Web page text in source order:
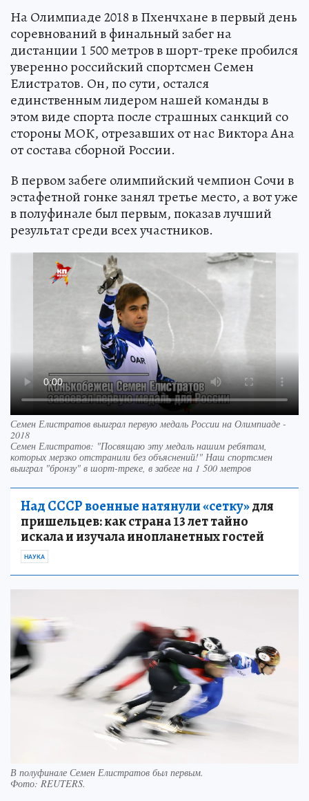
На Олимпиаде 2018 в Пхенчхане в первый день
соревнований в финальный забег на
дистанции 1 500 метров в шорт-треке пробился
уверенно российский спортсмен Семен
Елистратов. Он, по сути, остался
единственным лидером нашей команды в
этом виде спорта после страшных санкций со
стороны МОК, отрезавших от нас Виктора Ана
от состава сборной России.
В первом забеге олимпийский чемпион Сочи в
эстафетной гонке занял третье место, а вот уже
в полуфинале был первым, показав лучший
результат среди всех участников.
Семен Елистратов выиграл первую медаль России на Олимпиаде -
2018
Семен Елистратов: "Посвящаю эту медаль нашим ребятам,
которых мерзко отстранили без объяснений!" Наш спортсмен
выиграл "бронзу" в шорт-треке, в забеге на 1 500 метров
Над СССР военные натянули «сетку»для
пришельцев: как страна 13 лет тайно
искала и изучала инопланетных гостей
НАУКА
В полуфинале Семен Елистратов был первым.
Фото: REUTERS.